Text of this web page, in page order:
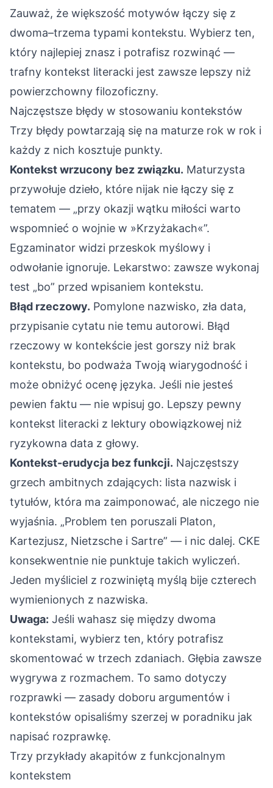
Zauważ, że większość motywów łączy się z
dwoma–trzema typami kontekstu. Wybierz ten,
który najlepiej znasz i potrafisz rozwinąć —
trafny kontekst literacki jest zawsze lepszy niż
powierzchowny filozoficzny.
Najczęstsze błędy w stosowaniu kontekstów
Trzy błędy powtarzają się na maturze rok w rok i
każdy z nich kosztuje punkty.
Kontekst wrzucony bez związku. Maturzysta
przywołuje dzieło, które nijak nie łączy się z
tematem — „przy okazji wątku miłości warto
wspomnieć o wojnie w »Krzyżakach«”.
Egzaminator widzi przeskok myślowy i
odwołanie ignoruje. Lekarstwo: zawsze wykonaj
test „bo” przed wpisaniem kontekstu.
Błąd rzeczowy. Pomylone nazwisko, zła data,
przypisanie cytatu nie temu autorowi. Błąd
rzeczowy w kontekście jest gorszy niż brak
kontekstu, bo podważa Twoją wiarygodność i
może obniżyć ocenę języka. Jeśli nie jesteś
pewien faktu — nie wpisuj go. Lepszy pewny
kontekst literacki z lektury obowiązkowej niż
ryzykowna data z głowy.
Kontekst-erudycja bez funkcji. Najczęstszy
grzech ambitnych zdających: lista nazwisk i
tytułów, która ma zaimponować, ale niczego nie
wyjaśnia. „Problem ten poruszali Platon,
Kartezjusz, Nietzsche i Sartre” — i nic dalej. CKE
konsekwentnie nie punktuje takich wyliczeń.
Jeden myśliciel z rozwiniętą myślą bije czterech
wymienionych z nazwiska.
Uwaga: Jeśli wahasz się między dwoma
kontekstami, wybierz ten, który potrafisz
skomentować w trzech zdaniach. Głębia zawsze
wygrywa z rozmachem. To samo dotyczy
rozprawki — zasady doboru argumentów i
kontekstów opisaliśmy szerzej w poradniku jak
napisać rozprawkę.
Trzy przykłady akapitów z funkcjonalnym
kontekstem